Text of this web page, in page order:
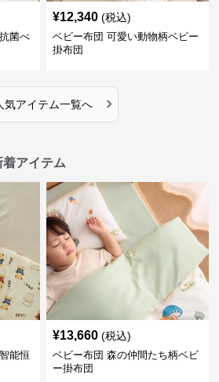
菌べ
¥12,340 (税込)
ベビー布団 可愛い動物柄ベビー
掛布団
気アイテム一覧へ ›
アイテム
能恒
¥13,660 (税込)
ベビー布団 森の仲間たち柄ベビ
ー掛布団